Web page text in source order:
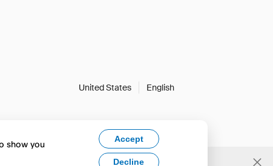
United States English
show you
Accept
Decline